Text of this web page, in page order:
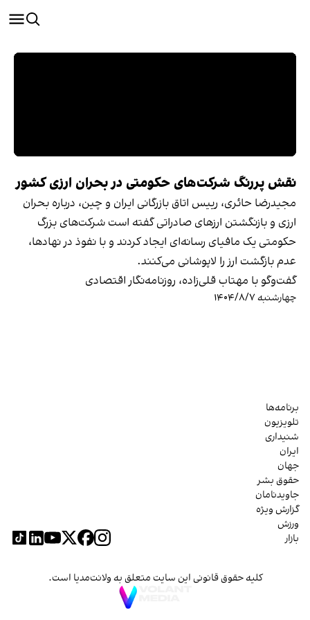
نقش پررنگ شرکت‌های حکومتی در بحران ارزی کشور
مجیدرضا حائری، رییس اتاق بازرگانی ایران و چین، درباره بحران
ارزی و بازنگشتن ارزهای صادراتی گفته است شرکت‌های بزرگ
حکومتی یک مافیای رسانه‌ای ایجاد کردند و با نفوذ در نهادها،
عدم بازگشت ارز را لاپوشانی می‌کنند.
گفت‌وگو با مهتاب قلی‌زاده، روزنامه‌نگار اقتصادی
چهارشنبه ۱۴۰۴/۸/۷
برنامه‌ها
تلویزیون
شنیداری
ایران
جهان
حقوق بشر
جاویدنامان
گزارش ویژه
ورزش
بازار
کلیه حقوق قانونی این سایت متعلق به ولانت‌مدیا است.